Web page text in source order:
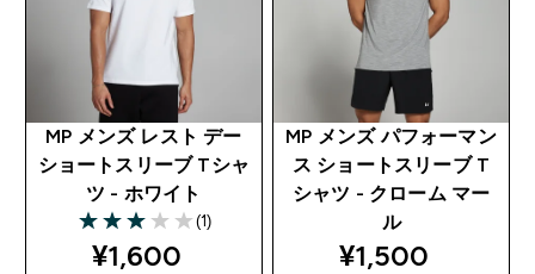
MP メンズ レスト デー
ショートスリーブ Tシャ
ツ - ホワイト
3 out of 5 stars
(1)
discounted price
¥1,600‎
MP メンズ パフォーマン
ス ショートスリーブ T
シャツ - クローム マー
ル
discounted
¥1,500‎